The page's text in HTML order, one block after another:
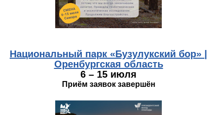
Национальный парк «Бузулукский бор» |
Оренбургская область
6 – 15 июля
Приём заявок завершён